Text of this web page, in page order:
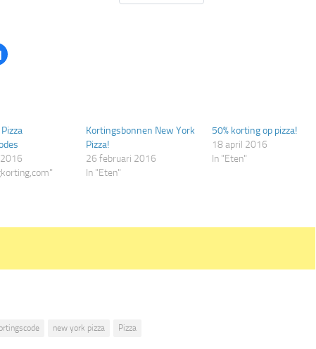
Klik
om
nieuw
venster
geopend)
Kortingsbonnen New York
Pizza!
26 februari 2016
In "Eten"
50% korting op pizza!
18 april 2016
In "Eten"
new york pizza Pizza